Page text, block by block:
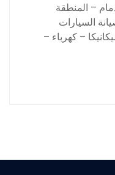
– المنطقة
السيارات
– كهرباء –